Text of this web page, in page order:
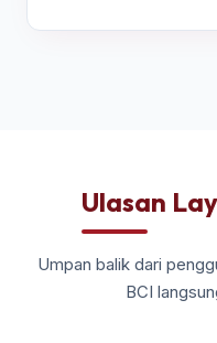
Ulasan
Umpan balik dari
BCI